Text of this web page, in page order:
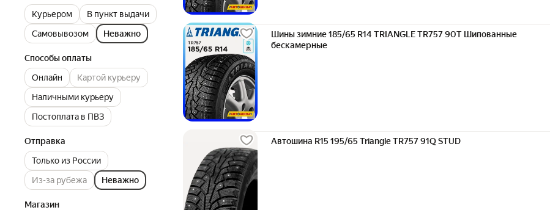
Курьером
В пункт выдачи
Самовывозом
Неважно
Способы оплаты
Онлайн
Картой курьеру
Наличными курьеру
Постоплата в ПВЗ
Отправка
Только из России
Из-за рубежа
Неважно
Магазин
Шины зимние 185/65 R14 TRIANGLE TR757 90T Шипованные
бескамерные
Автошина R15 195/65 Triangle TR757 91Q STUD